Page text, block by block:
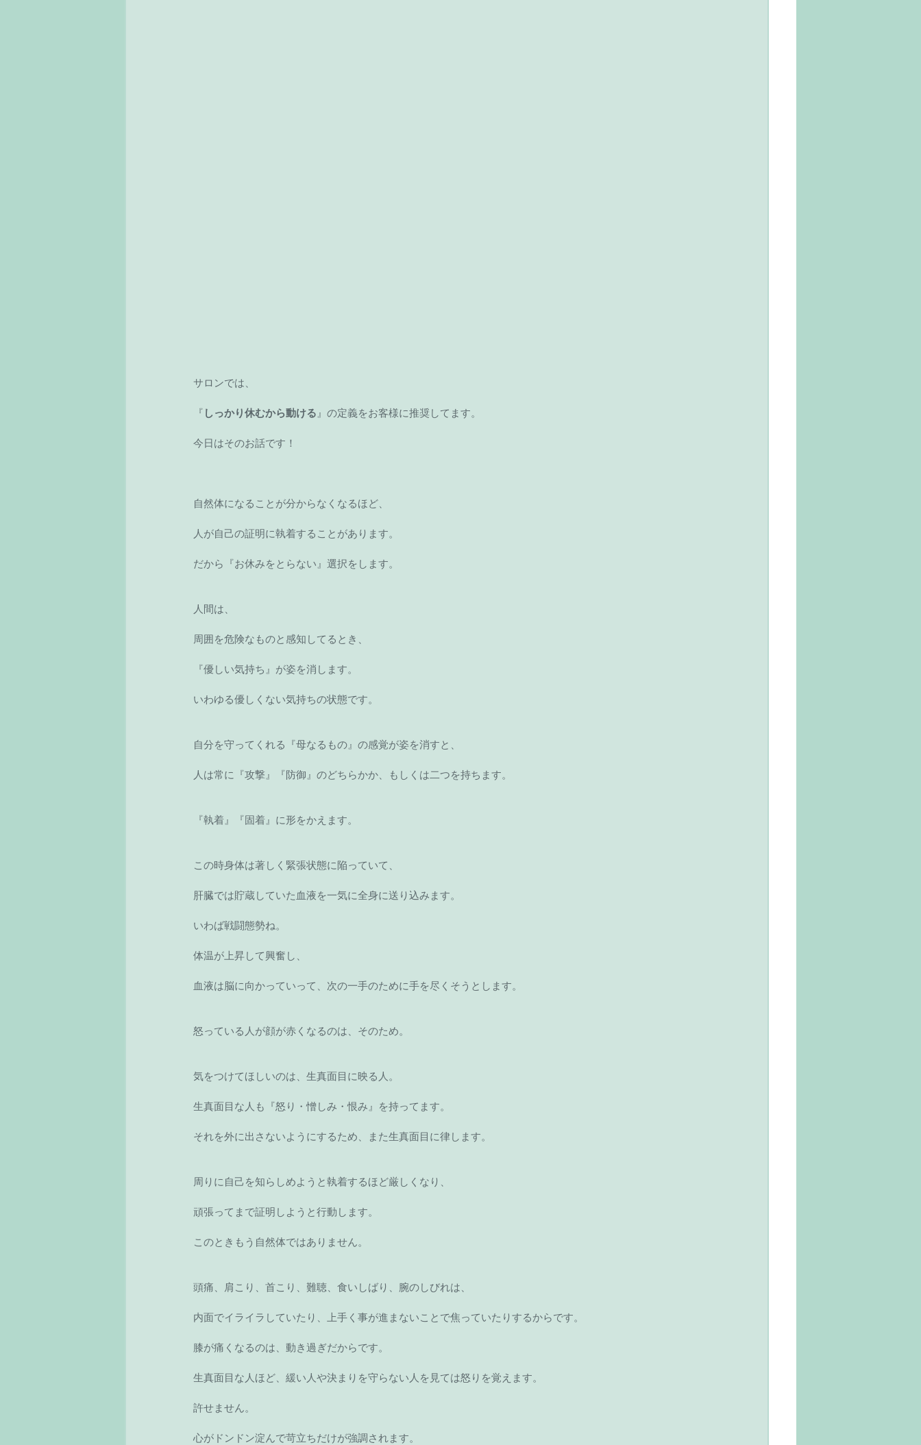
サロンでは、
『 しっかり休むから動ける 』の定義をお客様に推奨してます。
今日はそのお話です！
自然体になることが分からなくなるほど、
人が自己の証明に執着することがあります。
だから『お休みをとらない』選択をします。
人間は、
周囲を危険なものと感知してるとき、
『優しい気持ち』が姿を消します。
いわゆる優しくない気持ちの状態です。
自分を守ってくれる『母なるもの』の感覚が姿を消すと、
人は常に『攻撃』『防御』のどちらかか、もしくは二つを持ちます。
『執着』『固着』に形をかえます。
この時身体は著しく緊張状態に陥っていて、
肝臓では貯蔵していた血液を一気に全身に送り込みます。
いわば戦闘態勢ね。
体温が上昇して興奮し、
血液は脳に向かっていって、次の一手のために手を尽くそうとします。
怒っている人が顔が赤くなるのは、そのため。
気をつけてほしいのは、生真面目に映る人。
生真面目な人も『怒り・憎しみ・恨み』を持ってます。
それを外に出さないようにするため、また生真面目に律します。
周りに自己を知らしめようと執着するほど厳しくなり、
頑張ってまで証明しようと行動します。
このときもう自然体ではありません。
頭痛、肩こり、首こり、難聴、食いしばり、腕のしびれは、
内面でイライラしていたり、上手く事が進まないことで焦っていたりするからです。
膝が痛くなるのは、動き過ぎだからです。
生真面目な人ほど、緩い人や決まりを守らない人を見ては怒りを覚えます。
許せません。
心がドンドン淀んで苛立ちだけが強調されます。